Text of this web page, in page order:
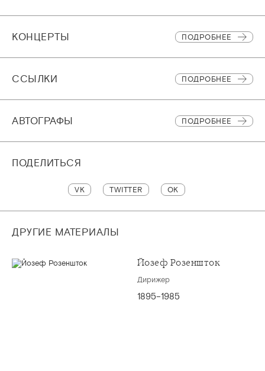
КОНЦЕРТЫ ПОДРОБНЕЕ
CСЫЛКИ ПОДРОБНЕЕ
АВТОГРАФЫ ПОДРОБНЕЕ
ПОДЕЛИТЬСЯ
VK TWITTER OK
ДРУГИЕ МАТЕРИАЛЫ
Йозеф Розеншток
Дирижер
1895–1985